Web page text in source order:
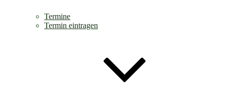
Termine
Termin eintragen